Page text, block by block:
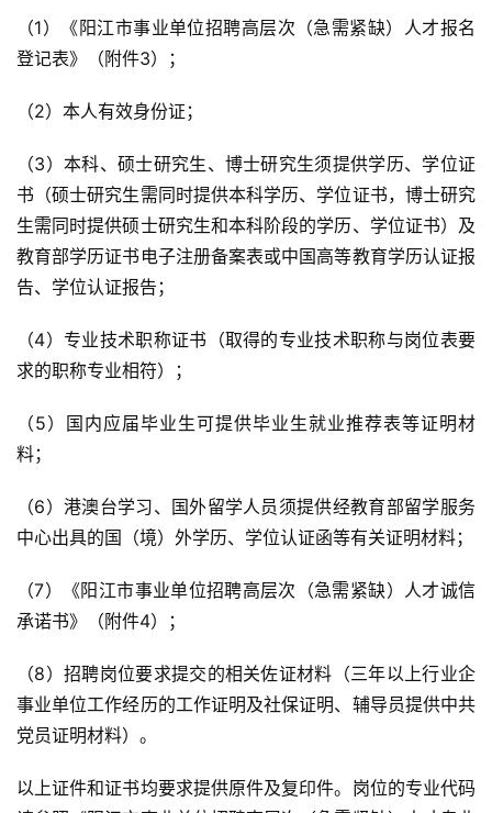
（1）《阳江市事业单位招聘高层次（急需紧缺）人才报名
登记表》（附件3）；
（2）本人有效身份证；
（3）本科、硕士研究生、博士研究生须提供学历、学位证
书（硕士研究生需同时提供本科学历、学位证书，博士研究
生需同时提供硕士研究生和本科阶段的学历、学位证书）及
教育部学历证书电子注册备案表或中国高等教育学历认证报
告、学位认证报告；
（4）专业技术职称证书（取得的专业技术职称与岗位表要
求的职称专业相符）；
（5）国内应届毕业生可提供毕业生就业推荐表等证明材
料；
（6）港澳台学习、国外留学人员须提供经教育部留学服务
中心出具的国（境）外学历、学位认证函等有关证明材料；
（7）《阳江市事业单位招聘高层次（急需紧缺）人才诚信
承诺书》（附件4）；
（8）招聘岗位要求提交的相关佐证材料（三年以上行业企
事业单位工作经历的工作证明及社保证明、辅导员提供中共
党员证明材料）。
以上证件和证书均要求提供原件及复印件。岗位的专业代码